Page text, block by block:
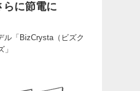
らに節電に
ル「BizCrysta（ビズク